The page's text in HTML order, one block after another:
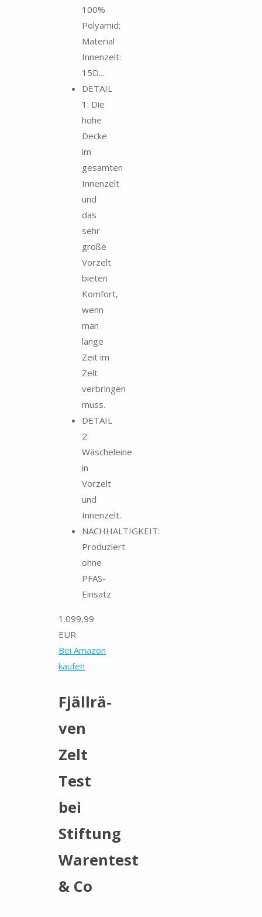
100%
Polyamid;
Material
Innenzelt:
15D...
DETAIL
1: Die
hohe
Decke
im
gesamten
Innenzelt
und
das
sehr
große
Vorzelt
bieten
Komfort,
wenn
man
lange
Zeit im
Zelt
verbringen
muss.
DETAIL
2:
Wäscheleine
in
Vorzelt
und
Innenzelt.
NACHHALTIGKEIT:
Produziert
ohne
PFAS-
Einsatz
1.099,99
EUR
Bei Amazon
kaufen
Fjäll­rä­
ven
Zelt
Test
bei
Stiftung
Warentest
& Co